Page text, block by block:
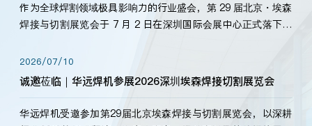
作为全球焊割领域极具影响力的行业盛会，第 29 届北京・埃森
焊接与切割展览会于 7 月 2 日在深圳国际会展中心正式落下帷
标准，持之以恒研发新产品、新技术。新老客户、行业伙伴、
海内外客户为目睹公司发布的新产…
2026/07/10
诚邀莅临｜华远焊机参展2026深圳埃森焊接切割展览会
华远焊机受邀参加第29届北京埃森焊接与切割展览会，以深耕